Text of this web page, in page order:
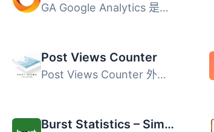
GA Google Analytics 是一款輕量快速的 WordPress 外掛，讓你...
Post Views Counter
Post Views Counter 外掛讓您能夠簡單、快速且可靠地收集和顯...
Burst Statistics – Simple WordPress Analytics (Google Analytics Alternative)